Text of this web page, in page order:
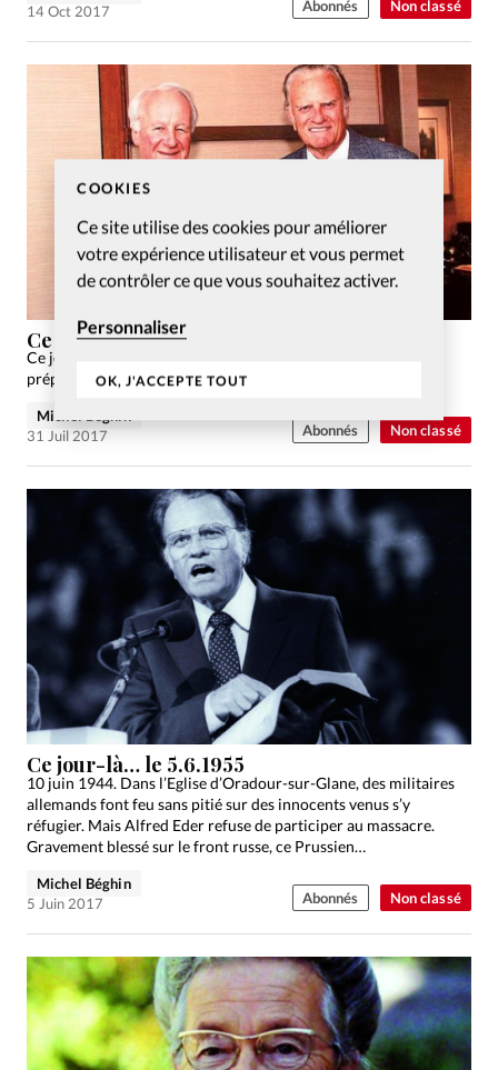
COOKIES
Ce site utilise des cookies pour améliorer
votre expérience utilisateur et vous permet
de contrôler ce que vous souhaitez activer.
Personnaliser
OK, J'ACCEPTE TOUT
Non classé
14 Oct 2017
Abonnés
Non classé
Ce jour-là…le 16.7 1974
Ce jour-là s’ouvre à Lausanne un congrès dont l’impact va
préparer les chrétiens aux bouleversements du monde.
Michel Béghin
31 Juil 2017
Abonnés
Non classé
Ce jour-là… le 5.6.1955
10 juin 1944. Dans l’Eglise d’Oradour-sur-Glane, des militaires
allemands font feu sans pitié sur des innocents venus s’y
réfugier. Mais Alfred Eder refuse de participer au massacre.
Gravement blessé sur le front russe, ce Prussien…
Michel Béghin
5 Juin 2017
Abonnés